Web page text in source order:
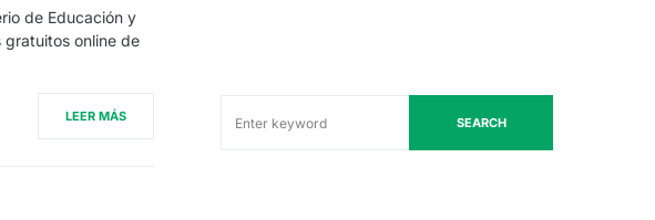
de Educación y
gratuitos online de
LEER MÁS SEARCH